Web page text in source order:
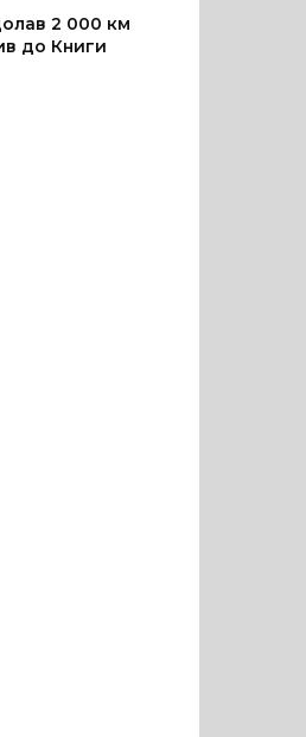
2 000 км
до Книги